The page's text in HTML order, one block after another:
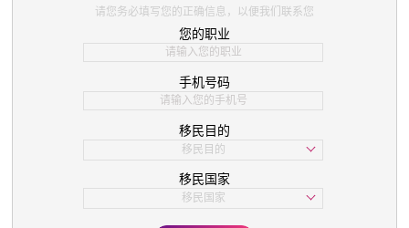
请您务必填写您的正确信息，以便我们联系您
您的职业
手机号码
移民目的
移民目的
子女教育
移民国家
移民国家